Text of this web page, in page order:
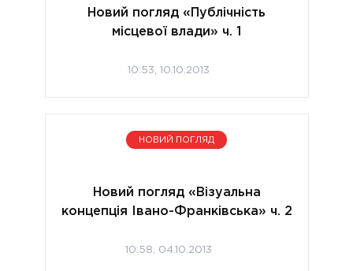
Новий погляд «Публічність
місцевої влади» ч. 1
10:53, 10.10.2013
НОВИЙ ПОГЛЯД
Новий погляд «Візуальна
концепція Івано-Франківська» ч. 2
10:58, 04.10.2013